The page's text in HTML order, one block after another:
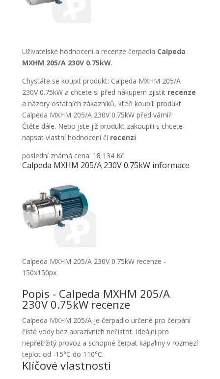
Uživatelské hodnocení a recenze čerpadla Calpeda
MXHM 205/A 230V 0.75kW.
Chystáte se koupit produkt: Calpeda MXHM 205/A
230V 0.75kW a chcete si před nákupem zjistit recenze
a názory ostatních zákazníků, kteří koupili produkt
Calpeda MXHM 205/A 230V 0.75kW před vámi?
Čtěte dále. Nebo jste již produkt zakoupili s chcete
napsat vlastní hodnocení či recenzi
poslední známá cena: 18 134 Kč
Calpeda MXHM 205/A 230V 0.75kW informace
Calpeda MXHM 205/A 230V 0.75kW recenze -
150x150px
Popis - Calpeda MXHM 205/A
230V 0.75kW recenze
Calpeda MXHM 205/A je čerpadlo určené pro čerpání
čisté vody bez abrazivních nečistot. Ideální pro
nepřetržitý provoz a schopné čerpat kapaliny v rozmezí
teplot od -15°C do 110°C.
Klíčové vlastnosti